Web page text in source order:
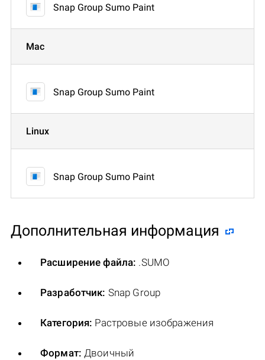
Snap Group Sumo Paint
Mac
Snap Group Sumo Paint
Linux
Snap Group Sumo Paint
Дополнительная информация
Расширение файла: .SUMO
Разработчик: Snap Group
Категория: Растровые изображения
Формат: Двоичный